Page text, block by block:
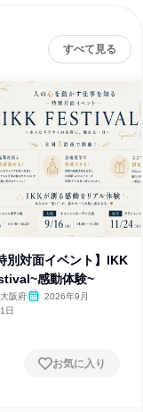
すべて見る
別対面イベント】IKK
感動体験~
大阪府
2026年9月
1日
お気に入り